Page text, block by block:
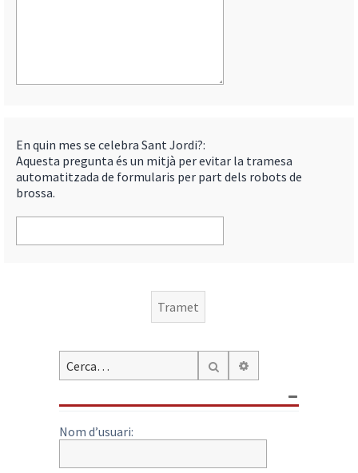
En quin mes se celebra Sant Jordi?:
Aquesta pregunta és un mitjà per evitar la tramesa
automatitzada de formularis per part dels robots de
brossa.
Cerca
Nom d’usuari: